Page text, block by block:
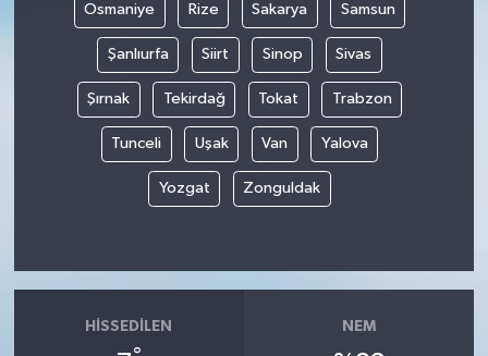
Osmaniye Rize Sakarya Samsun
Şanlıurfa Siirt Sinop Sivas
Şırnak Tekirdağ Tokat Trabzon
Tunceli Uşak Van Yalova
Yozgat Zonguldak
HISSEDILEN NEM